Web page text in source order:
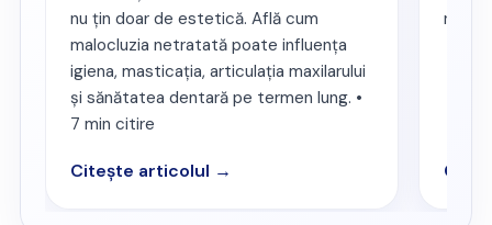
nu țin doar de estetică. Află cum
malocluzia netratată poate influența
igiena, masticația, articulația maxilarului
și sănătatea dentară pe termen lung. •
7 min citire
Citește articolul →